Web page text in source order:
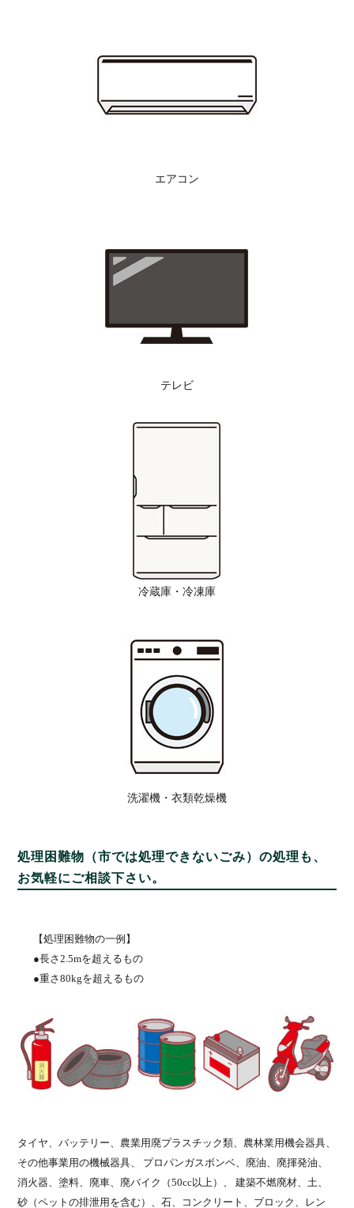
エアコン
テレビ
冷蔵庫・冷凍庫
洗濯機・衣類乾燥機
処理困難物（市では処理できないごみ）の処理も、
お気軽にご相談下さい。
【処理困難物の一例】
●長さ2.5mを超えるもの
●重さ80kgを超えるもの
タイヤ、バッテリー、農業用廃プラスチック類、農林業用機会器具、
その他事業用の機械器具、 プロパンガスボンベ、廃油、廃揮発油、
消火器、塗料、廃車、廃バイク（50cc以上）、 建築不燃廃材、土、
砂（ペットの排泄用を含む）、石、コンクリート、ブロック、レン